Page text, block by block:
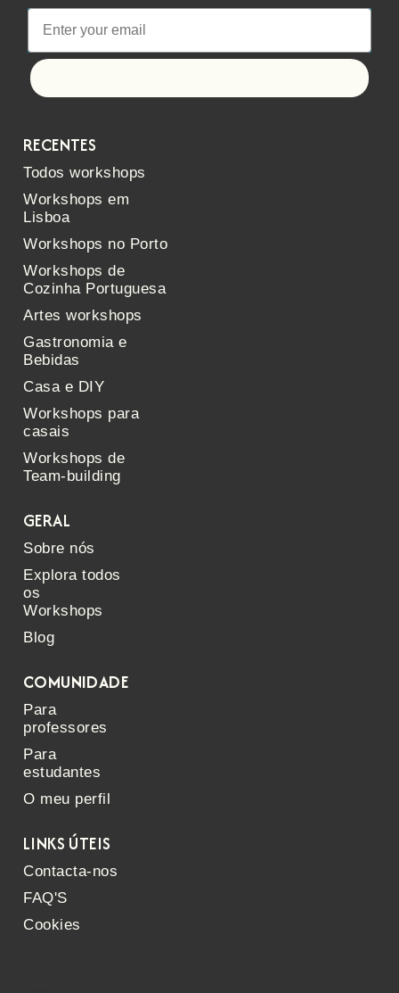
RECENTES
Todos workshops
Workshops em
Lisboa
Workshops no Porto
Workshops de
Cozinha Portuguesa
Artes workshops
Gastronomia e
Bebidas
Casa e DIY
Workshops para
casais
Workshops de
Team-building
GERAL
Sobre nós
Explora todos
os
Workshops
Blog
COMUNIDADE
Para
professores
Para
estudantes
O meu perfil
LINKS ÚTEIS
Contacta-nos
FAQ'S
Cookies